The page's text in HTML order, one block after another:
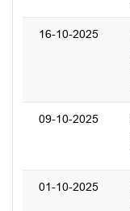
16-10-2025
09-10-2025
01-10-2025